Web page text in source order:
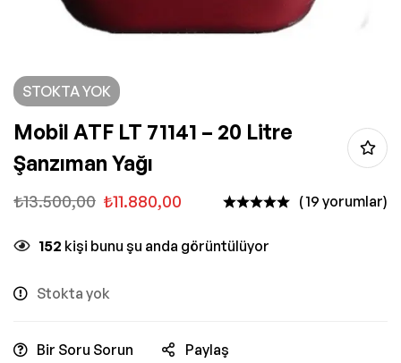
STOKTA YOK
Mobil ATF LT 71141 – 20 Litre
Şanzıman Yağı
₺13.500,00 ₺11.880,00 ( 19 yorumlar)
152 kişi bunu şu anda görüntülüyor
Stokta yok
Bir Soru Sorun Paylaş